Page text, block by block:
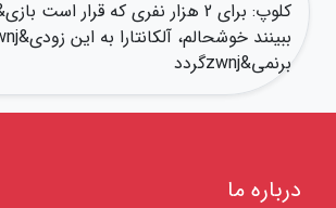
برنمی&zwnjگردد
درباره ما